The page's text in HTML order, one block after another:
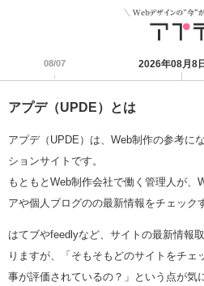
08/07 2026年08月8
アプデ（UPDE）とは
アプデ（UPDE）は、Web制作の参考に
ションサイトです。
もともとWeb制作会社で働く管理人が、
アや個人ブログのの最新情報をチェック
はてブやfeedlyなど、サイトの最新情報
りますが、「そもそもどのサイトをチェ
事が評価されているの？」という点が気